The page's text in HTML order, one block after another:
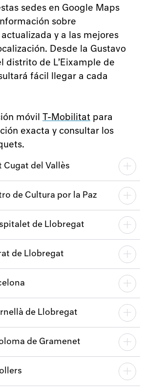
sedes en Google Maps
sobre
y a las mejores
Desde la Gustavo
distrito de L’Eixample de
fácil llegar a cada
móvil T-Mobilitat para
exacta y consultar los
Cugat del Vallès
de Cultura por la Paz
de Llobregat
de Llobregat
de Llobregat
de Gramenet